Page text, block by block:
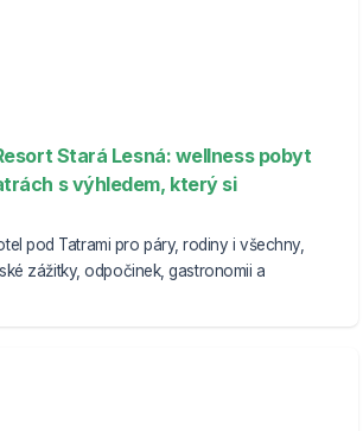
Stará Lesná: wellness pobyt
s výhledem, který si
pod Tatrami pro páry, rodiny i všechny,
zážitky, odpočinek, gastronomii a